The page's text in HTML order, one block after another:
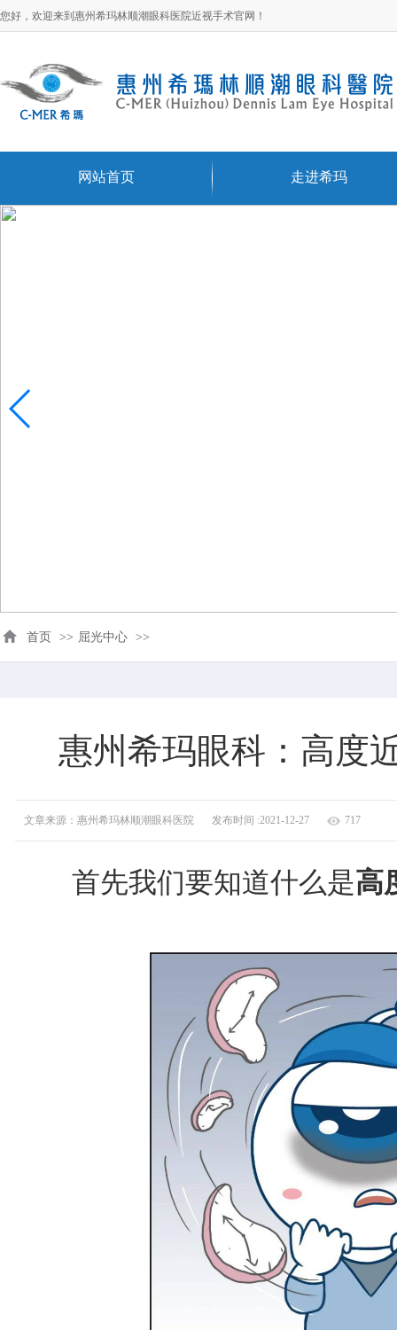
您好，欢迎来到惠州希玛林顺潮眼科医院近视手术官网！
网站首页 走进希玛
首页 >> 屈光中心 >>
惠州希玛眼科：高度
文章来源：惠州希玛林顺潮眼科医院 发布时间 :2021-12-27 717
首先我们要知道什么是高